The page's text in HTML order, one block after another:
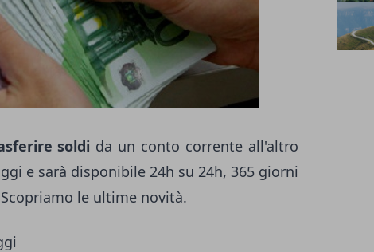
soldi da un conto corrente all'altro
e sarà disponibile 24h su 24h, 365 giorni
le ultime novità.